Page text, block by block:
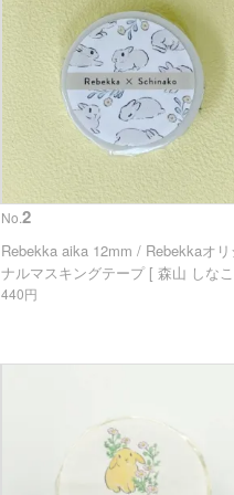
No. 2
Rebekka aika 12mm / Rebekkaオ
ナルマスキングテープ [ 森山 しな
440円